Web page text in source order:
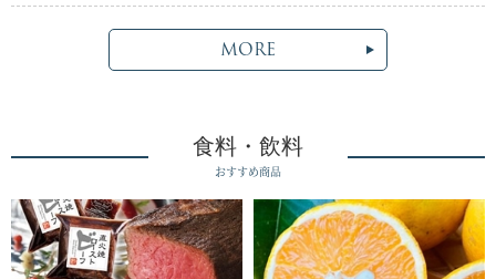
MORE
食料・飲料
おすすめ商品